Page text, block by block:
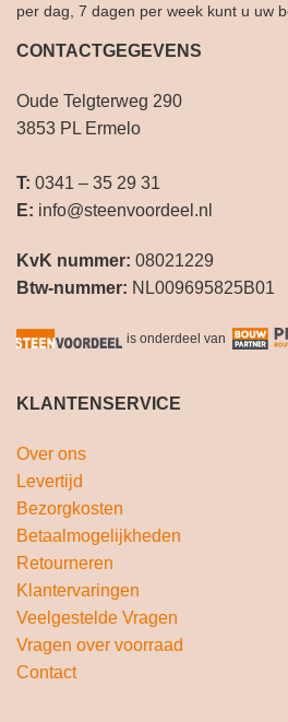
per dag, 7 dagen per week kunt u uw
CONTACTGEGEVENS
Oude Telgterweg 290
3853 PL Ermelo
T: 0341 – 35 29 31
E: info@steenvoordeel.nl
KvK nummer: 08021229
Btw-nummer: NL009695825B01
is onderdeel van
KLANTENSERVICE
Over ons
Levertijd
Bezorgkosten
Betaalmogelijkheden
Retourneren
Klantervaringen
Veelgestelde Vragen
Vragen over voorraad
Contact